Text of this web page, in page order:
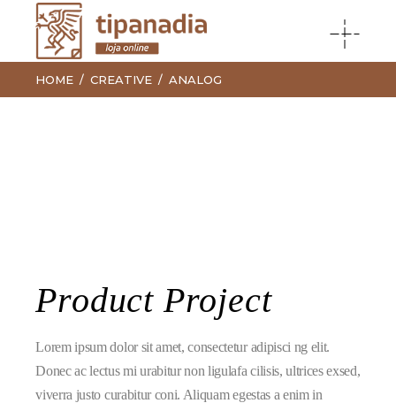
HOME CREATIVE ANALOG
Product Project
Lorem ipsum dolor sit amet, consectetur adipisci ng elit.
Donec ac lectus mi urabitur non ligulafa cilisis, ultrices exsed,
viverra justo curabitur coni. Aliquam egestas a enim in